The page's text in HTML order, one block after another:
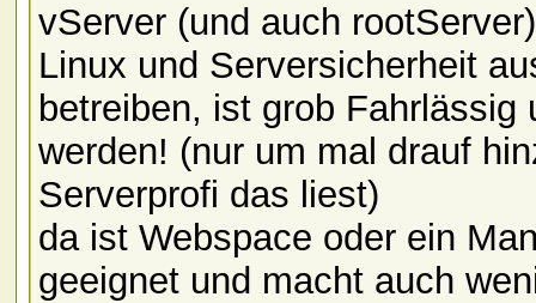
vServer (und auch
Linux und Serversicherheit
betreiben, ist grob
werden! (nur um mal drauf
Serverprofi das liest)
da ist Webspace oder ein
geeignet und macht auch